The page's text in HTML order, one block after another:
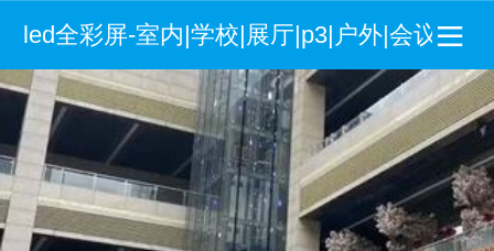
led全彩屏-室内|学校|展厅|p3|户外|会议室|